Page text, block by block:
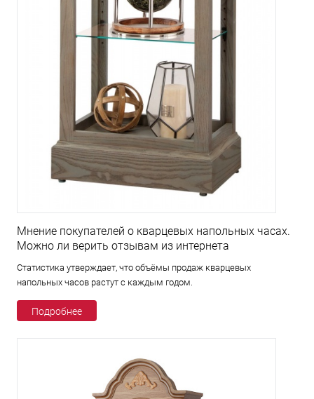
Мнение покупателей о кварцевых напольных часах.
Можно ли верить отзывам из интернета
Статистика утверждает, что объёмы продаж кварцевых
напольных часов растут с каждым годом.
Подробнее